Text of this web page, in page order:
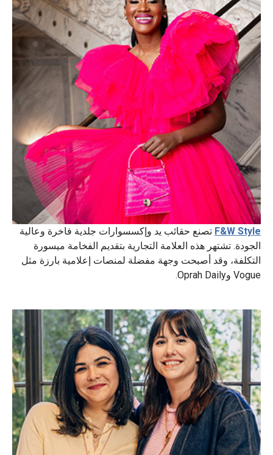
F&W Style تصنع حقائب يد وإكسسوارات جلدية فاخرة وعالية
الجودة. تشتهر هذه العلامة التجارية بتقديم الفخامة ميسورة
التكلفة، وقد أصبحت وجهة مفضلة لمنصات إعلامية بارزة مثل
Vogue وOprah Daily.